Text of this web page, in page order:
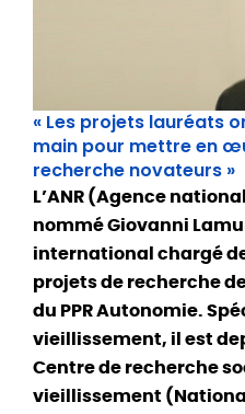
« Les projets lauréats
main pour mettre en
recherche novateurs »
L’ANR (Agence
nommé Giovanni
international chargé
projets de recherche
du PPR Autonomie.
vieillissement, il est
Centre de recherche
vieillissement